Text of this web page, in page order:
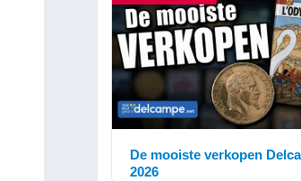
De mooiste verkopen
2026